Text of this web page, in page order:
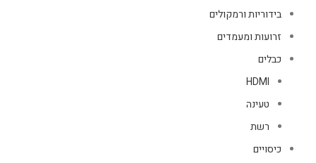
בידוריות ורמקולים
זרועות ומעמדים
כבלים
HDMI
טעינה
רשת
כיסויים